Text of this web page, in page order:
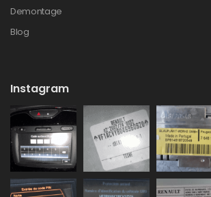
Demontage
Blog
Instagram